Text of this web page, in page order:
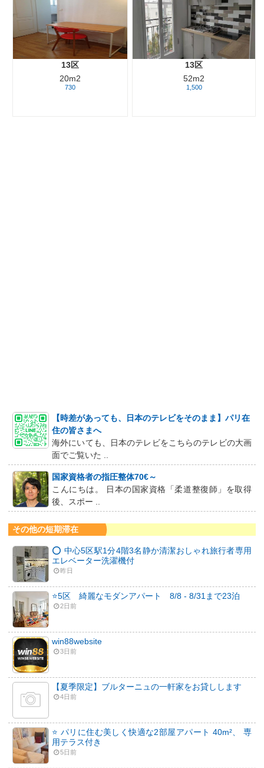
13区
20m2
730
13区
52m2
1,500
【時差があっても、日本のテレビをそのまま】パリ在
住の皆さまへ
海外にいても、日本のテレビをこちらのテレビの大画
面でご覧いた ..
国家資格者の指圧整体70€～
こんにちは。 日本の国家資格「柔道整復師」を取得
後、スポー ..
その他の短期滞在
⭕️ 中心5区駅1分4階3名静か清潔おしゃれ旅行者専用
エレベーター洗濯機付
昨日
⭐️5区 綺麗なモダンアパート 8/8 - 8/31まで23泊
2日前
win88website
3日前
【夏季限定】ブルターニュの一軒家をお貸しします
4日前
⭐ パリに住む美しく快適な2部屋アパート 40m²、 専
用テラス付き
5日前